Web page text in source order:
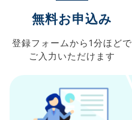
無料お申込み
登録フォームから 1分ほどで
ご入力 いただけます